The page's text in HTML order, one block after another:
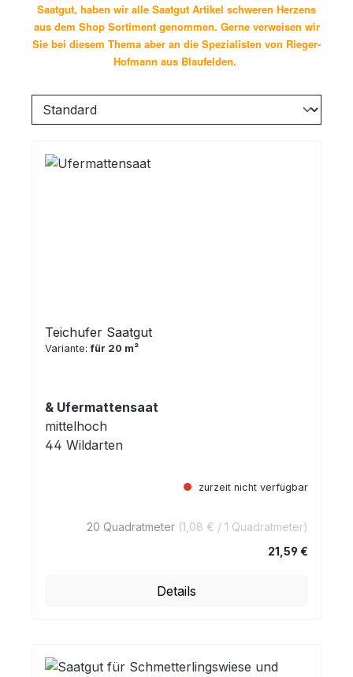
Saatgut, haben wir alle Saatgut Artikel schweren Herzens
aus dem Shop Sortiment genommen. Gerne verweisen wir
Sie bei diesem Thema aber an die Spezialisten von Rieger-
Hofmann aus Blaufelden.
Teichufer Saatgut
Variante:für 20 m²
& Ufermattensaat
mittelhoch
44 Wildarten
zurzeit nicht verfügbar
20 Quadratmeter (1,08 € / 1 Quadratmeter)
21,59 €
Details